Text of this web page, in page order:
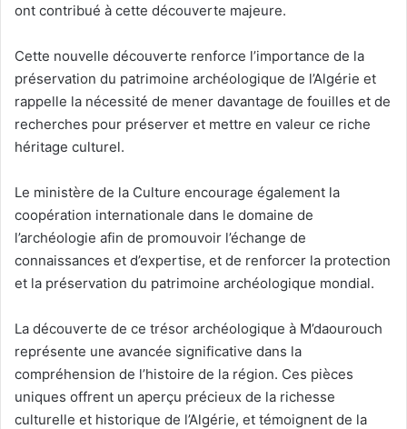
ont contribué à cette découverte majeure.
Cette nouvelle découverte renforce l’importance de la
préservation du patrimoine archéologique de l’Algérie et
rappelle la nécessité de mener davantage de fouilles et de
recherches pour préserver et mettre en valeur ce riche
héritage culturel.
Le ministère de la Culture encourage également la
coopération internationale dans le domaine de
l’archéologie afin de promouvoir l’échange de
connaissances et d’expertise, et de renforcer la protection
et la préservation du patrimoine archéologique mondial.
La découverte de ce trésor archéologique à M’daourouch
représente une avancée significative dans la
compréhension de l’histoire de la région. Ces pièces
uniques offrent un aperçu précieux de la richesse
culturelle et historique de l’Algérie, et témoignent de la